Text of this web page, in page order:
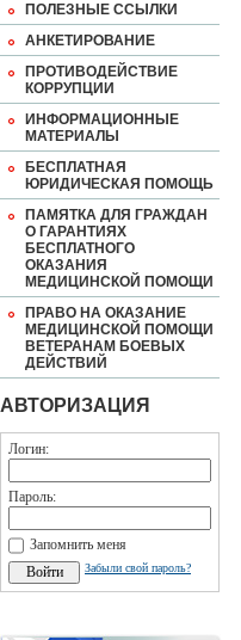
ПОЛЕЗНЫЕ ССЫЛКИ
АНКЕТИРОВАНИЕ
ПРОТИВОДЕЙСТВИЕ
КОРРУПЦИИ
ИНФОРМАЦИОННЫЕ
МАТЕРИАЛЫ
БЕСПЛАТНАЯ
ЮРИДИЧЕСКАЯ ПОМОЩЬ
ПАМЯТКА ДЛЯ ГРАЖДАН
О ГАРАНТИЯХ
БЕСПЛАТНОГО
ОКАЗАНИЯ
МЕДИЦИНСКОЙ ПОМОЩИ
ПРАВО НА ОКАЗАНИЕ
МЕДИЦИНСКОЙ ПОМОЩИ
ВЕТЕРАНАМ БОЕВЫХ
ДЕЙСТВИЙ
АВТОРИЗАЦИЯ
Логин:
Пароль:
Запомнить меня
Забыли свой пароль?